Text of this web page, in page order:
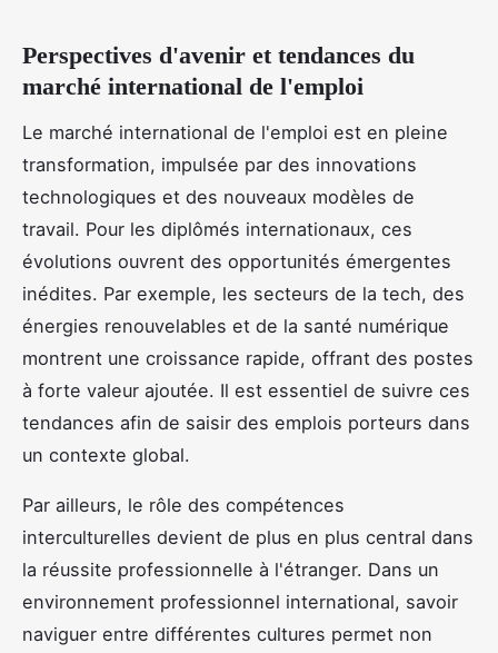
Perspectives d'avenir et tendances du
marché international de l'emploi
Le marché international de l'emploi est en pleine
transformation, impulsée par des innovations
technologiques et des nouveaux modèles de
travail. Pour les diplômés internationaux, ces
évolutions ouvrent des opportunités émergentes
inédites. Par exemple, les secteurs de la tech, des
énergies renouvelables et de la santé numérique
montrent une croissance rapide, offrant des postes
à forte valeur ajoutée. Il est essentiel de suivre ces
tendances afin de saisir des emplois porteurs dans
un contexte global.
Par ailleurs, le rôle des compétences
interculturelles devient de plus en plus central dans
la réussite professionnelle à l'étranger. Dans un
environnement professionnel international, savoir
naviguer entre différentes cultures permet non